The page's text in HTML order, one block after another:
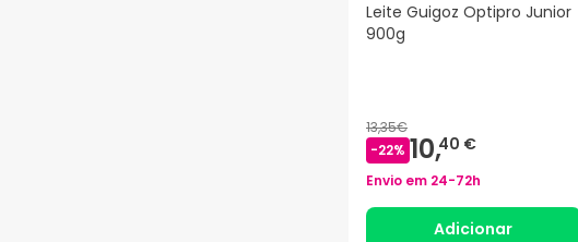
Leite Guigoz Optipro Junior
900g
13,35€
-22% 10,40 €
Envio em 24-72h
Adicionar